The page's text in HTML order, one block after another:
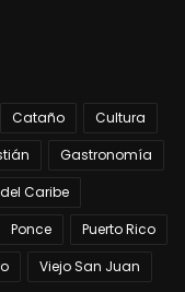
Cataño
Cultura
Gastronomía
Caribe
Ponce
Puerto Rico
Viejo San Juan